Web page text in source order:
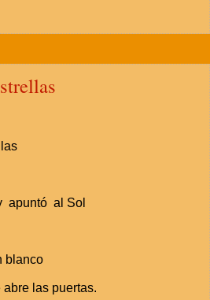
apuntó al Sol
blanco
las puertas.